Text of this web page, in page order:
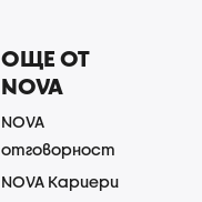
ОЩЕ ОТ
NOVA
NOVA
отговорност
NOVA Кариери